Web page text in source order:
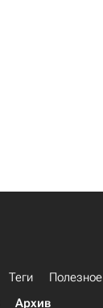
Теги
Полезное
Архив